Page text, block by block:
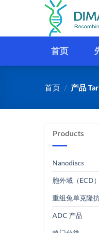
首页
首页 / 产品
Products
Nanodiscs
胞外域（ECD
重组兔单克隆
ADC 产品